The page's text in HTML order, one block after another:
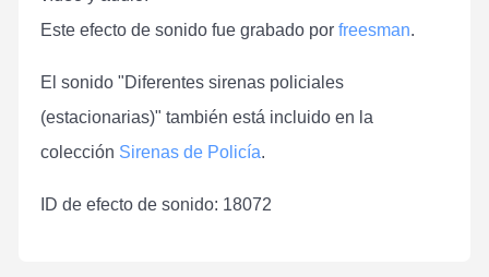
Este efecto de sonido fue grabado por freesman.
El sonido "Diferentes sirenas policiales
(estacionarias)" también está incluido en la
colección Sirenas de Policía.
ID de efecto de sonido: 18072